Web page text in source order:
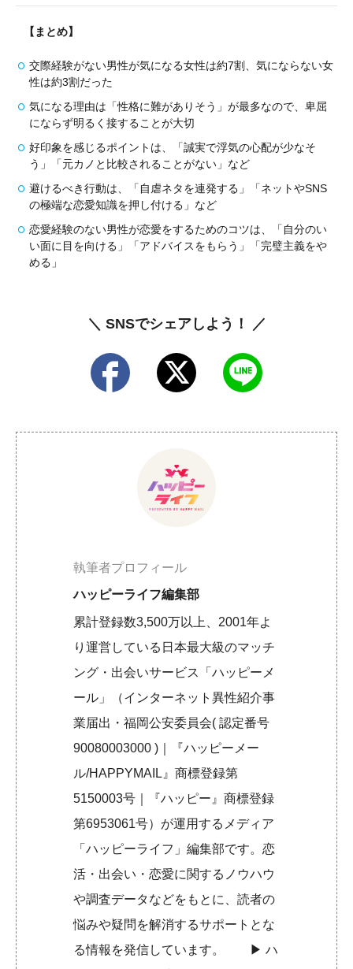
【まとめ】
交際経験がない男性が気になる女性は約7割、気にならない女
性は約3割だった
気になる理由は「性格に難がありそう」が最多なので、卑屈
にならず明るく接することが大切
好印象を感じるポイントは、「誠実で浮気の心配が少なそ
う」「元カノと比較されることがない」など
避けるべき行動は、「自虐ネタを連発する」「ネットやSNS
の極端な恋愛知識を押し付ける」など
恋愛経験のない男性が恋愛をするためのコツは、「自分のい
い面に目を向ける」「アドバイスをもらう」「完璧主義をや
める」
＼ SNSでシェアしよう！ ／
執筆者プロフィール
ハッピーライフ編集部
累計登録数3,500万以上、2001年よ
り運営している日本最大級のマッチ
ング・出会いサービス「ハッピーメ
ール」（インターネット異性紹介事
業届出・福岡公安委員会( 認定番号
90080003000 )｜『ハッピーメー
ル/HAPPYMAIL』商標登録第
5150003号｜『ハッピー』商標登録
第6953061号）が運用するメディア
「ハッピーライフ」編集部です。恋
活・出会い・恋愛に関するノウハウ
や調査データなどをもとに、読者の
悩みや疑問を解消するサポートとな
る情報を発信しています。 ▶︎ハ